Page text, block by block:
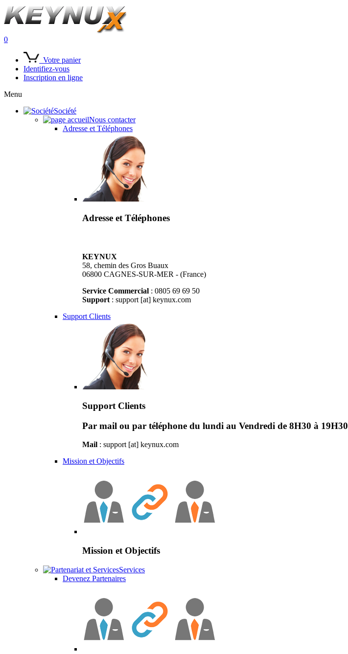
0
Votre panier
Identifiez-vous
Inscription en ligne
Menu
Société
Nous contacter
Adresse et Téléphones
Adresse et Téléphones
KEYNUX
58, chemin des Gros Buaux
06800 CAGNES-SUR-MER - (France)
Service Commercial : 0805 69 69 50
Support : support [at] keynux.com
Support Clients
Support Clients
Par mail ou par téléphone du lundi au Vendredi de 8H30 à 19H30
Mail : support [at] keynux.com
Mission et Objectifs
Mission et Objectifs
Services
Devenez Partenaires